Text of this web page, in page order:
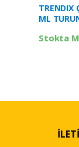
TRENDIX
ML
Stokta